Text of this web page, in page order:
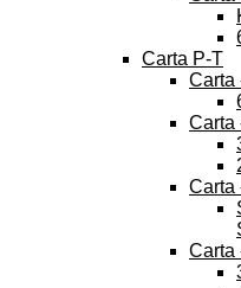
Carta P-T
Carta
Carta
Carta
Carta